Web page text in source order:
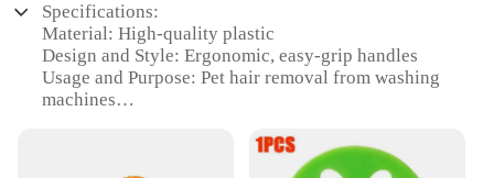
Specifications:
Material: High-quality plastic
Design and Style: Ergonomic, easy-grip handles
Usage and Purpose: Pet hair removal from washing
machines
Performance and Property: Durable and efficient